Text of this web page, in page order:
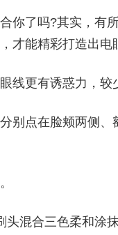
你了吗?其实，有
才能精彩打造出电
线更有诱惑力，较
别点在脸颊两侧
混合三色柔和涂